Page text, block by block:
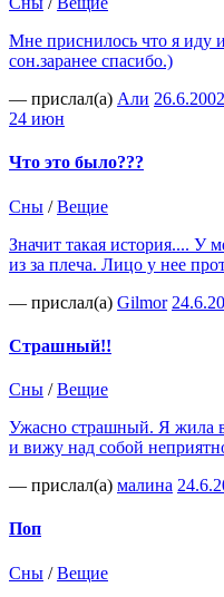
Мне приснилось что я иду
сон.заранее спасибо.)
— прислал(а) Али
24 июн
Что это было???
Сны /Вещие
Значит такая история.... У
из за плеча. Лицо у нее
— прислал(а) Gilmor
Страшный!!
Сны /Вещие
Ужасно страшный. Я жила в
и вижу над собой
— прислал(а) малина
Поп
Сны /Вещие